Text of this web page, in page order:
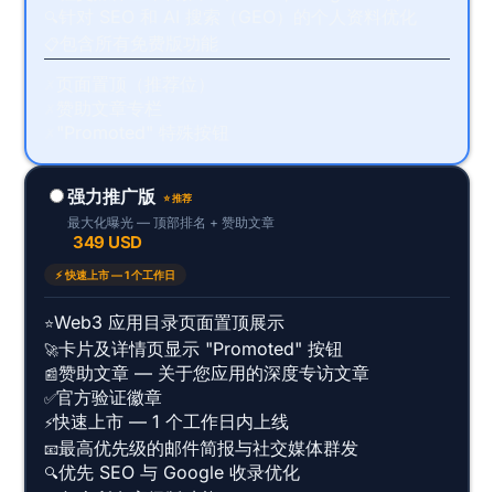
强力推广版 ⭐ 推荐
最大化曝光 — 顶部排名 + 赞助文章
349 USD
⚡ 快速上市 — 1 个工作日
⭐Web3 应用目录页面置顶展示
🚀卡片及详情页显示 "Promoted" 按钮
📰赞助文章 — 关于您应用的深度专访文章
✅官方验证徽章
⚡快速上市 — 1 个工作日内上线
📧最高优先级的邮件简报与社交媒体群发
🔍优先 SEO 与 Google 收录优化